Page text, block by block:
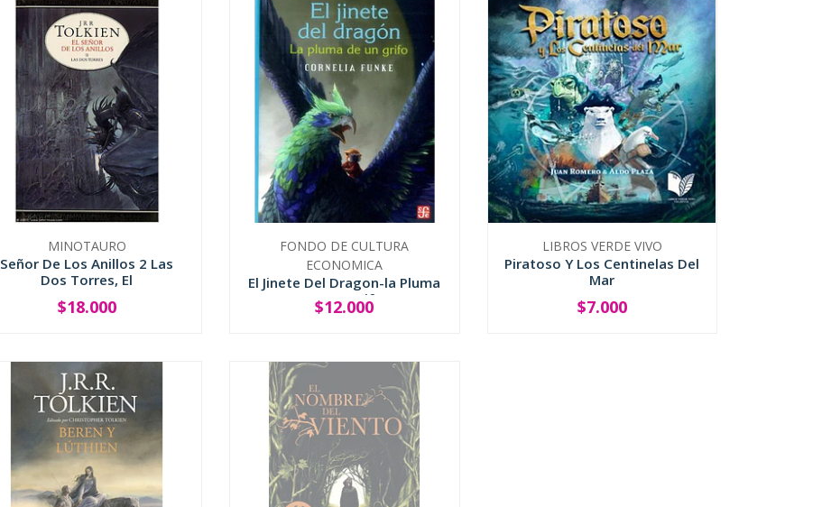
MINOTAURO
Señor De Los Anillos 2 Las
Dos Torres, El
+
$18.000
FONDO DE CULTURA
ECONOMICA
El Jinete Del Dragon-la Pluma
De Un Grifo
+
$12.000
LIBROS VERDE VIVO
Piratoso Y Los Centinelas Del
Mar
+
$7.000